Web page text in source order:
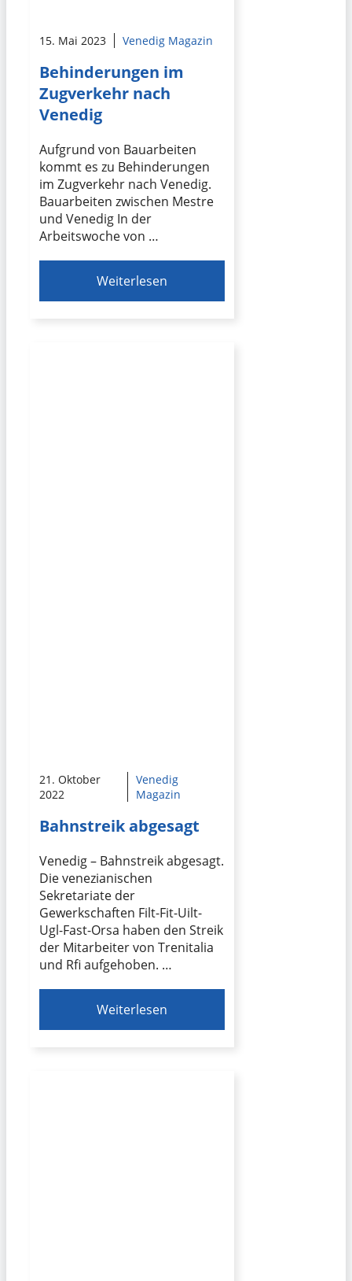
15. Mai 2023 Venedig Magazin
Behinderungen im
Zugverkehr nach
Venedig
Aufgrund von Bauarbeiten
kommt es zu Behinderungen
im Zugverkehr nach Venedig.
Bauarbeiten zwischen Mestre
und Venedig In der
Arbeitswoche von …
Weiterlesen
21. Oktober
2022
Venedig
Magazin
Bahnstreik abgesagt
Venedig – Bahnstreik abgesagt.
Die venezianischen
Sekretariate der
Gewerkschaften Filt-Fit-Uilt-
Ugl-Fast-Orsa haben den Streik
der Mitarbeiter von Trenitalia
und Rfi aufgehoben. …
Weiterlesen